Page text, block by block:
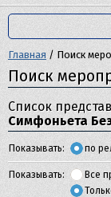
Главная / Поиск
Поиск
Список
Симфоньета
Показывать: по
Показывать:
Все